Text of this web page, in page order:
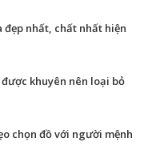
đẹp nhất, chất nhất hiện
được khuyên nên loại bỏ
chọn đồ với người mệnh